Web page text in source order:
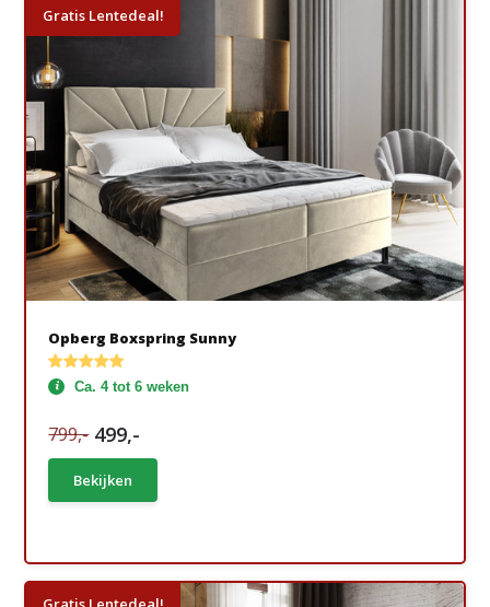
Gratis Lentedeal!
Opberg Boxspring Sunny
Ca. 4 tot 6 weken
799,- 499,-
Bekijken